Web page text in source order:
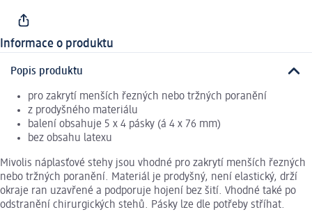
Informace o produktu
Popis produktu
pro zakrytí menších řezných nebo tržných poranění
z prodyšného materiálu
balení obsahuje 5 x 4 pásky (á 4 x 76 mm)
bez obsahu latexu
Mivolis náplasťové stehy jsou vhodné pro zakrytí menších řezných
nebo tržných poranění. Materiál je prodyšný, není elastický, drží
okraje ran uzavřené a podporuje hojení bez šití. Vhodné také po
odstranění chirurgických stehů. Pásky lze dle potřeby stříhat.